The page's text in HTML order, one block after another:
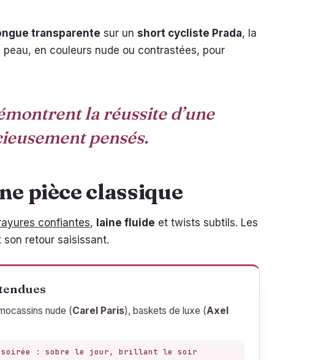
transparente sur un short cycliste Prada, la
en couleurs nude ou contrastées, pour
la réussite d’une
pensés.
pièce classique
confiantes, laine fluide et twists subtils. Les
retour saisissant.
nude (Carel Paris), baskets de luxe (Axel
soirée : sobre le jour, brillant le soir